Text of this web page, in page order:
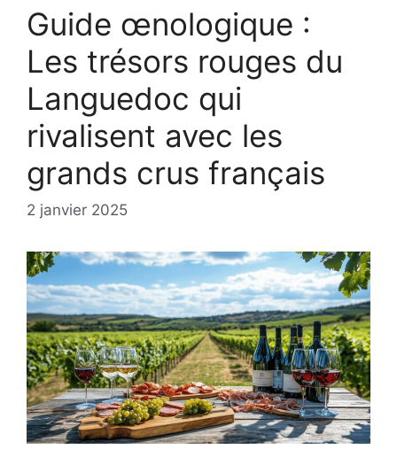
Guide œnologique :
Les trésors rouges du
Languedoc qui
rivalisent avec les
grands crus français
2 janvier 2025